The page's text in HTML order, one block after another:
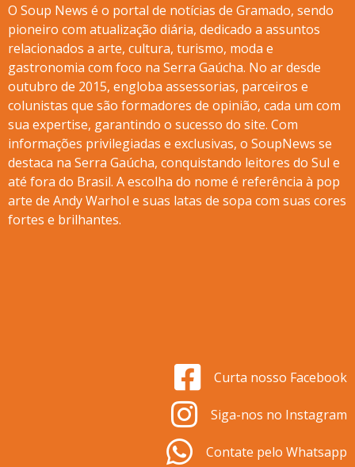
O Soup News é o portal de notícias de Gramado, sendo
pioneiro com atualização diária, dedicado a assuntos
relacionados a arte, cultura, turismo, moda e
gastronomia com foco na Serra Gaúcha. No ar desde
outubro de 2015, engloba assessorias, parceiros e
colunistas que são formadores de opinião, cada um com
sua expertise, garantindo o sucesso do site. Com
informações privilegiadas e exclusivas, o SoupNews se
destaca na Serra Gaúcha, conquistando leitores do Sul e
até fora do Brasil. A escolha do nome é referência à pop
arte de Andy Warhol e suas latas de sopa com suas cores
fortes e brilhantes.
Curta nosso Facebook
Siga-nos no Instagram
Contate pelo Whatsapp